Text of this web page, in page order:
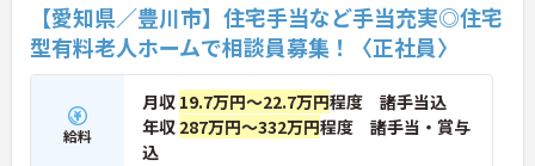
【愛知県／豊川市】住宅手当など手当充実◎住宅
型有料老人ホームで相談員募集！〈正社員〉
給料
月収 19.7万円～22.7万円程度 諸手当込
年収 287万円～332万円程度 諸手当・賞与
込